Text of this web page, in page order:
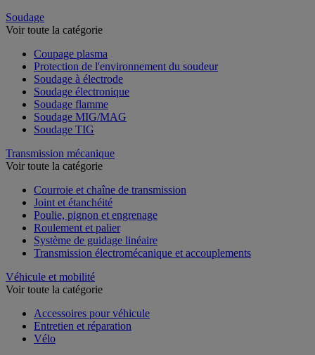
Soudage
Voir toute la catégorie
Coupage plasma
Protection de l'environnement du soudeur
Soudage à électrode
Soudage électronique
Soudage flamme
Soudage MIG/MAG
Soudage TIG
Transmission mécanique
Voir toute la catégorie
Courroie et chaîne de transmission
Joint et étanchéité
Poulie, pignon et engrenage
Roulement et palier
Système de guidage linéaire
Transmission électromécanique et accouplements
Véhicule et mobilité
Voir toute la catégorie
Accessoires pour véhicule
Entretien et réparation
Vélo